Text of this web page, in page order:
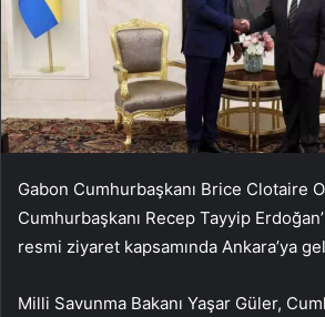
Gabon Cumhurbaşkanı Brice Clotaire
Cumhurbaşkanı Recep Tayyip
resmi ziyaret kapsamında Ankara’ya
Milli Savunma Bakanı Yaşar Güler,